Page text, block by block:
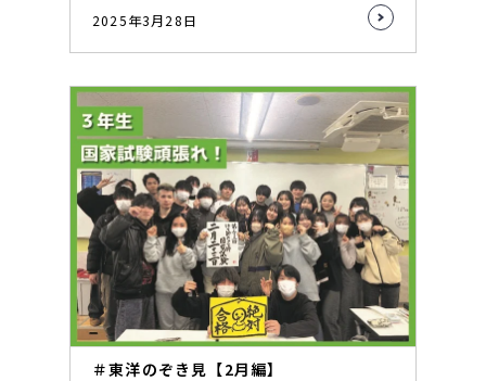
2025年3月28日
＃東洋のぞき見【2月編】